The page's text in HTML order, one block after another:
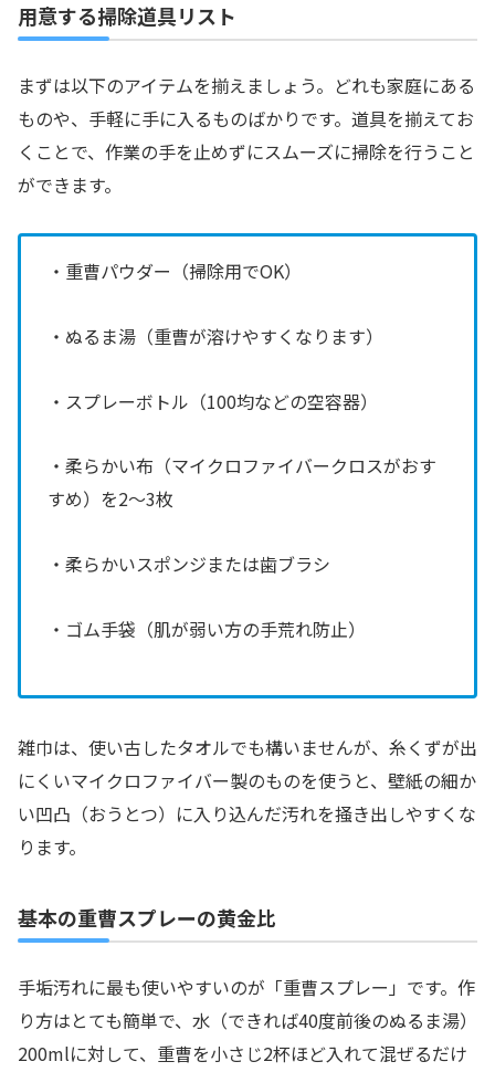
用意する掃除道具リスト
まずは以下のアイテムを揃えましょう。どれも家庭にある
ものや、手軽に手に入るものばかりです。道具を揃えてお
くことで、作業の手を止めずにスムーズに掃除を行うこと
ができます。
・重曹パウダー（掃除用でOK）
・ぬるま湯（重曹が溶けやすくなります）
・スプレーボトル（100均などの空容器）
・柔らかい布（マイクロファイバークロスがおす
すめ）を2〜3枚
・柔らかいスポンジまたは歯ブラシ
・ゴム手袋（肌が弱い方の手荒れ防止）
雑巾は、使い古したタオルでも構いませんが、糸くずが出
にくいマイクロファイバー製のものを使うと、壁紙の細か
い凹凸（おうとつ）に入り込んだ汚れを掻き出しやすくな
ります。
基本の重曹スプレーの黄金比
手垢汚れに最も使いやすいのが「重曹スプレー」です。作
り方はとても簡単で、水（できれば40度前後のぬるま湯）
200mlに対して、重曹を小さじ2杯ほど入れて混ぜるだけ